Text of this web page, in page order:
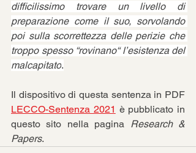
difficilissimo trovare un livello di
preparazione come il suo, sorvolando
poi sulla scorrettezza delle perizie che
troppo spesso “rovinano“ l’esistenza del
malcapitato.
LECCO-Sentenza 2021 è pubblicato in
questo sito nella pagina Research &
Papers.